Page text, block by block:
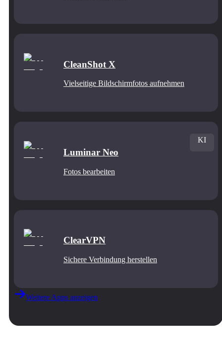
CleanShot X
Vielseitige Bildschirmfotos aufnehmen
Luminar Neo
Fotos bearbeiten
KI
ClearVPN
Sichere Verbindung herstellen
Weitere Apps anzeigen